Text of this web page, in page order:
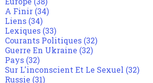
A Finir (34)
Liens (34)
Lexiques (33)
Courants Politiques (32)
Guerre En Ukraine (32)
Pays (32)
Sur L'inconscient Et Le Sexuel (32)
Russie (31)